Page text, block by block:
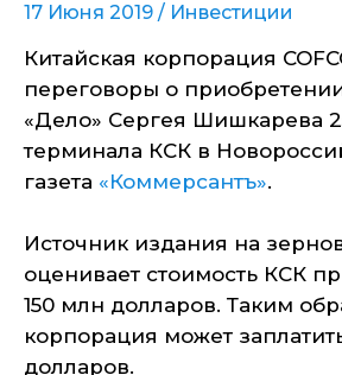
17 Июня 2019 / Инвестиции
Китайская корпорация
переговоры о
«Дело» Сергея Шишкарева
терминала КСК в
газета «Коммерсантъ».
Источник издания на
оценивает стоимость КСК
150 млн долларов. Таким
корпорация может
долларов.